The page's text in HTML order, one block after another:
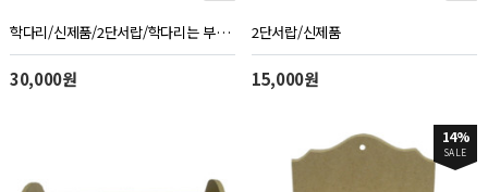
학다리/신제품/2단서랍/학다리는 부착안된상태로 출고합니다.
30,000원
2단서랍/신제품
15,000원
14%
SALE